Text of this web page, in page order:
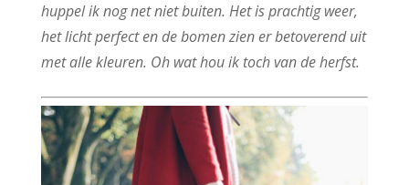
huppel ik nog net niet buiten. Het is prachtig weer,
het licht perfect en de bomen zien er betoverend uit
met alle kleuren. Oh wat hou ik toch van de herfst.